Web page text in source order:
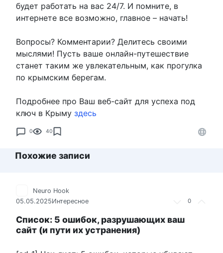
будет работать на вас 24/7. И помните, в
интернете все возможно, главное – начать!
Вопросы? Комментарии? Делитесь своими
мыслями! Пусть ваше онлайн-путешествие
станет таким же увлекательным, как прогулка
по крымским берегам.
Подробнее про Ваш веб-сайт для успеха под
ключ в Крыму здесь
0 40
Похожие записи
0
Neuro Hook
05.05.2025Интересное
Список: 5 ошибок, разрушающих ваш
сайт (и пути их устранения)